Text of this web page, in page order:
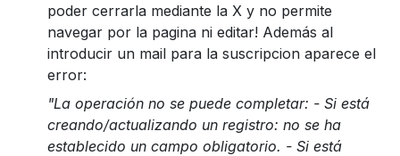
poder cerrarla mediante la X y no permite
navegar por la pagina ni editar! Además al
introducir un mail para la suscripcion aparece el
error:
"La operación no se puede completar: - Si está
creando/actualizando un registro: no se ha
establecido un campo obligatorio. - Si está